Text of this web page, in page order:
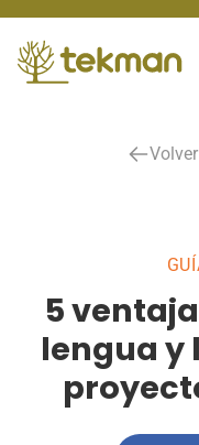
content
5
lengua y